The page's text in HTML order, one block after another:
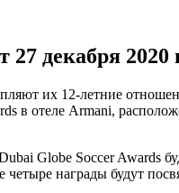
декабря 2020
их 12-летние
в отеле Armani,
Globe Soccer
награды будут